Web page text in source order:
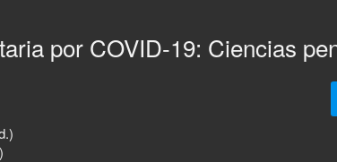
por COVID-19: Ciencias